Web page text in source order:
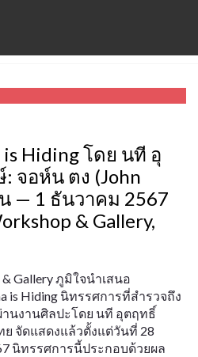
is Hiding โดย นที อุ
จอห์น ตง (John
— 1 ธันวาคม 2567
& Gallery,
& Gallery ภูมิใจนำเสนอ
is Hiding นิทรรศการที่สำรวจถึง
นงานศิลปะโดย นที อุตฤทธิ์
จัดแสดงแล้วตั้งแต่วันที่ 28
นิทรรศการนี้ประกอบด้วยผล